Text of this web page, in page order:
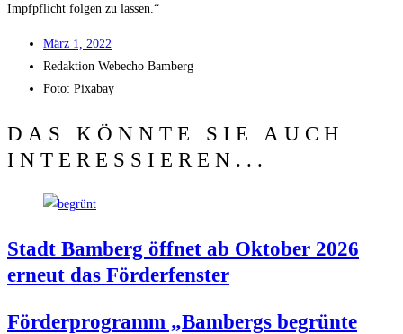
Impf­pflicht fol­gen zu lassen.“
März 1, 2022
Redak­ti­on Web­echo Bamberg
Foto: Pixabay
DAS KÖNNTE SIE AUCH
INTERESSIEREN...
Stadt Bam­berg öff­net ab Okto­ber 2026
erneut das Förderfenster
För­der­pro­gramm „Bam­bergs begrün­te